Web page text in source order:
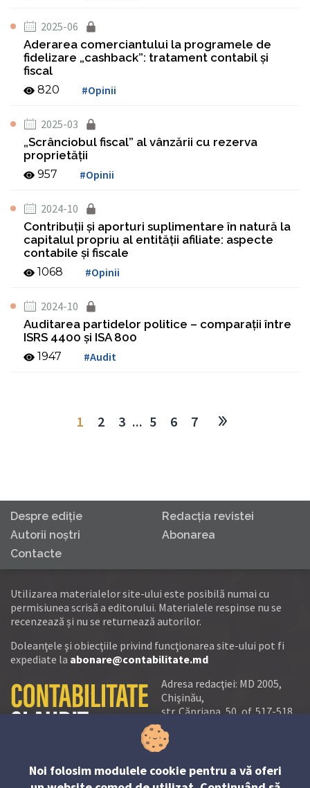
2025-06
Aderarea comerciantului la programele de
fidelizare „cashback”: tratament contabil şi
fiscal
820 #Opinii
2025-03
„Scrânciobul fiscal” al vânzării cu rezerva
proprietăţii
957 #Opinii
2024-10
Contribuţii şi aporturi suplimentare în natură la
capitalul propriu al entităţii afiliate: aspecte
contabile şi fiscale
1068 #Opinii
2024-10
Auditarea partidelor politice – comparaţii între
ISRS 4400 şi ISA 800
1947 #Audit
1 2 3 ... 5 6 7
Despre ediţie
Redacţia revistei
Autorii noştri
Abonarea
Contacte
Utilizarea materialelor site-ului este posibilă numai cu
permisiunea scrisă a editorului. Materialele respinse nu se
recenzează și nu se returnează autorilor.
Doleanţele şi obiecţiile privind funcţionarea site-ului pot fi
expediate la abonare@contabilitate.md
Adresa redacţiei: MD 2005,
Chişinău,
str. Căpriana, 50, of. 517-518
tel.:
tel./fax:
e-mail:
Noi folosim modulele cookie pentru a vă oferi